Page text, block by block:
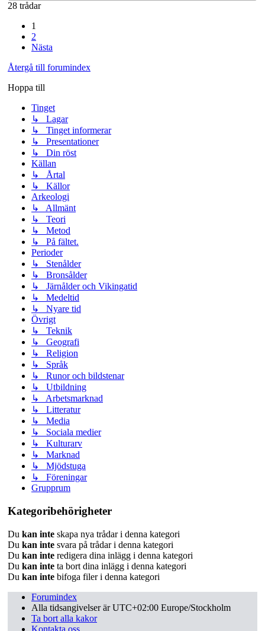
28 trådar
1
2
Nästa
Återgå till forumindex
Hoppa till
Tinget
↳ Lagar
↳ Tinget informerar
↳ Presentationer
↳ Din röst
Källan
↳ Årtal
↳ Källor
Arkeologi
↳ Allmänt
↳ Teori
↳ Metod
↳ På fältet.
Perioder
↳ Stenålder
↳ Bronsålder
↳ Järnålder och Vikingatid
↳ Medeltid
↳ Nyare tid
Övrigt
↳ Teknik
↳ Geografi
↳ Religion
↳ Språk
↳ Runor och bildstenar
↳ Utbildning
↳ Arbetsmarknad
↳ Litteratur
↳ Media
↳ Sociala medier
↳ Kulturarv
↳ Marknad
↳ Mjödstuga
↳ Föreningar
Grupprum
Kategoribehörigheter
Du kan inte skapa nya trådar i denna kategori
Du kan inte svara på trådar i denna kategori
Du kan inte redigera dina inlägg i denna kategori
Du kan inte ta bort dina inlägg i denna kategori
Du kan inte bifoga filer i denna kategori
Forumindex
Alla tidsangivelser är UTC+02:00 Europe/Stockholm
Ta bort alla kakor
Kontakta oss